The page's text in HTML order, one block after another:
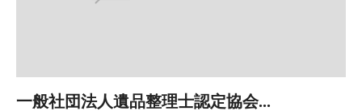
一般社団法人遺品整理士認定協会...